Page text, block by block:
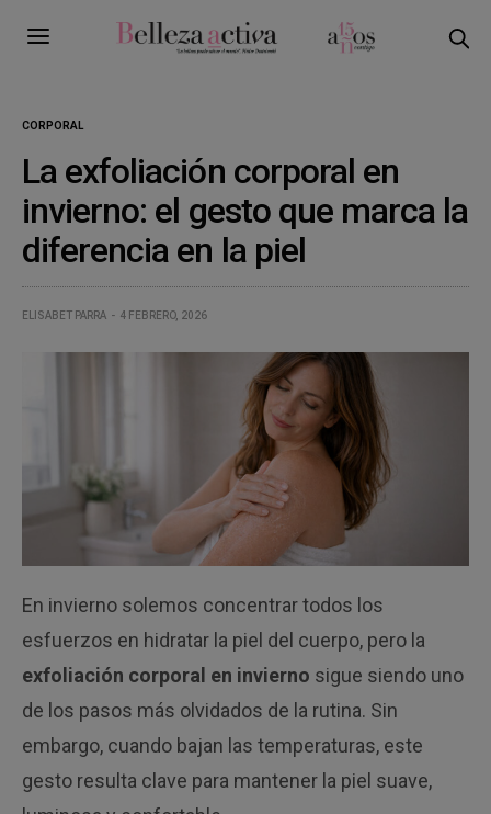
CORPORAL
La exfoliación corporal en
invierno: el gesto que marca la
diferencia en la piel
ELISABET PARRA 4 FEBRERO, 2026
En invierno solemos concentrar todos los
esfuerzos en hidratar la piel del cuerpo, pero la
exfoliación corporal en invierno sigue siendo uno
de los pasos más olvidados de la rutina. Sin
embargo, cuando bajan las temperaturas, este
gesto resulta clave para mantener la piel suave,